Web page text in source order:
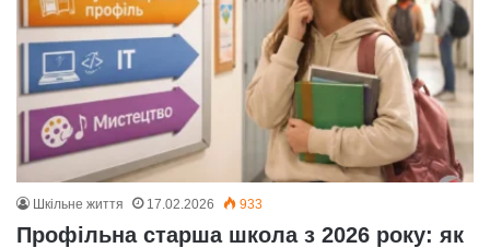
Шкільне життя 17.02.2026 933
Профільна старша школа з 2026 року: як